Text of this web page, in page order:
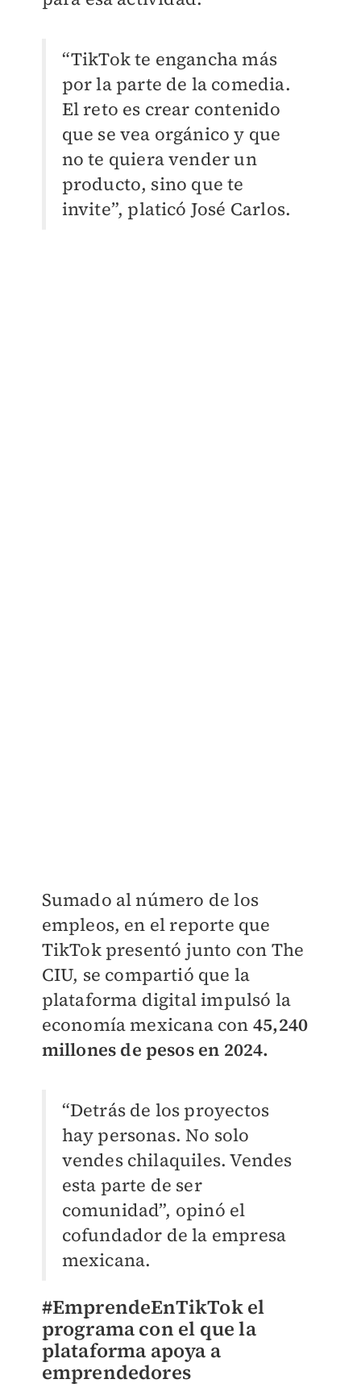
“TikTok te engancha más
por la parte de la comedia.
El reto es crear contenido
que se vea orgánico y que
no te quiera vender un
producto, sino que te
invite”, platicó José Carlos.
Sumado al número de los
empleos, en el reporte que
TikTok presentó junto con The
CIU, se compartió que la
plataforma digital impulsó la
economía mexicana con 45,240
millones de pesos en 2024.
“Detrás de los proyectos
hay personas. No solo
vendes chilaquiles. Vendes
esta parte de ser
comunidad”, opinó el
cofundador de la empresa
mexicana.
#EmprendeEnTikTok el
programa con el que la
plataforma apoya a
emprendedores